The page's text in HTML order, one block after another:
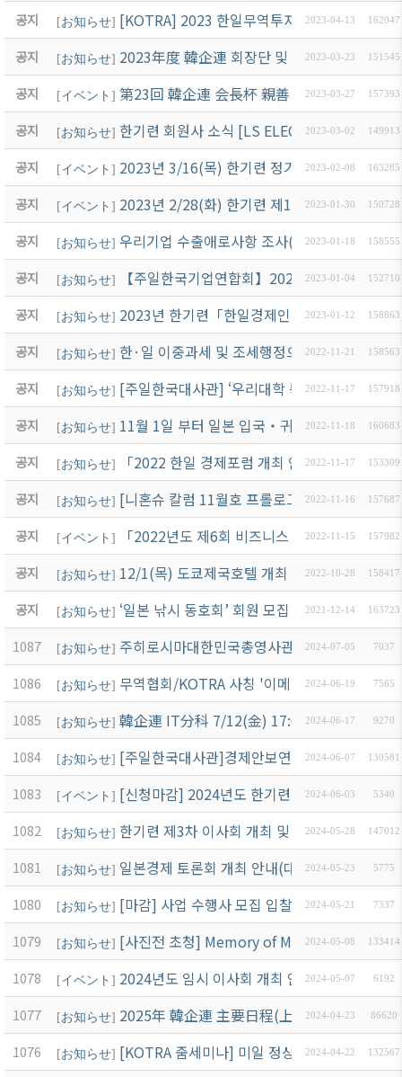
공지 [お知らせ] [KOTRA] 2023 한일무역투자일자리대전 개
2023-04-13 162047
공지 [お知らせ] 2023年度 韓企連 회장단 및 이사 선임 결과 안
2023-03-23 151545
공지 [イベント] 第23回 韓企連 会長杯 親善 골프大会 開催
2023-03-27 157393
공지 [お知らせ] 한기련 회원사 소식 [LS ELECTRIC Japan]
2023-03-02 149913
공지 [イベント] 2023년 3/16(목) 한기련 정기총회 개최 안내
2023-02-08 163285
공지 [イベント] 2023년 2/28(화) 한기련 제1차 이사회 개최 안
2023-01-30 150728
공지 [お知らせ] 우리기업 수출애로사항 조사(~1/27 오전 限)
2023-01-18 158555
공지 [お知らせ] 【주일한국기업연합회】2023년 새해인사
2023-01-04 152710
공지 [お知らせ] 2023년 한기련「한일경제인 교류의 밤」개최
2023-01-12 158863
공지 [お知らせ] 한·일 이중과세 및 조세행정으로 인한 애로사
2022-11-21 158563
공지 [お知らせ] [주일한국대사관] ‘우리대학 특허제품과 주일
2022-11-17 157918
공지 [お知らせ] 11월 1일 부터 일본 입국・귀국 시 Visit
2022-11-18 160683
공지 [お知らせ] 「2022 한일 경제포럼 개최 안내 」12월 2일(
2022-11-17 153309
공지 [お知らせ] [니혼슈 칼럼 11월호 프롤로그] 소주韓잔 사케
2022-11-16 157687
공지 [イベント] 「2022년도 제6회 비즈니스 일본어」세미나
2022-11-15 157982
공지 [お知らせ] 12/1(목) 도쿄제국호텔 개최 EBRD 중앙아시
2022-10-28 158417
공지 [お知らせ] ‘일본 낚시 동호회’ 회원 모집 안내2021-12-14 163723
1087 [お知らせ] 주히로시마대한민국총영사관 주최 「2024
2024-07-05 7037
1086 [お知らせ] 무역협회/KOTRA 사칭 '이메일 무역사기' 주의
2024-06-19 7565
1085 [お知らせ] 韓企連 IT分科 7/12(金) 17:00～ 10代CEO
2024-06-17 9270
1084 [お知らせ] [주일한국대사관]경제안보연구회[6/20(목)
2024-06-07 130581
1083 [イベント] [신청마감] 2024년도 한기련 ChatGPT 세미나
2024-06-03 5340
1082 [お知らせ] 한기련 제3차 이사회 개최 및 28대 회장 선출 (
2024-05-28 147012
1081 [お知らせ] 일본경제 토론회 개최 안내(대사관 주최. 6/21)
2024-05-23 5775
1080 [お知らせ] [마감] 사업 수행사 모집 입찰공고 안내
2024-05-21 7337
1079 [お知らせ] [사진전 초청] Memory of My Life 한기련 고
2024-05-08 133414
1078 [イベント] 2024년도 임시 이사회 개최 안내(5월28일 화
2024-05-07 6192
1077 [お知らせ] 2025年 韓企連 主要日程(上半期)2024-04-23 86620
1076 [お知らせ] [KOTRA 줌세미나] 미일 정상회담 주요내용과
2024-04-22 132567